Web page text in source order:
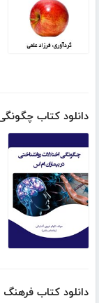
دانلود کتاب
دانلود کتاب